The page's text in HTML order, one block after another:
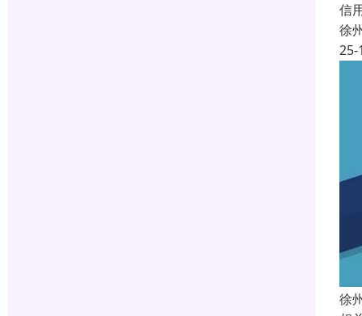
信
徐
25-
徐